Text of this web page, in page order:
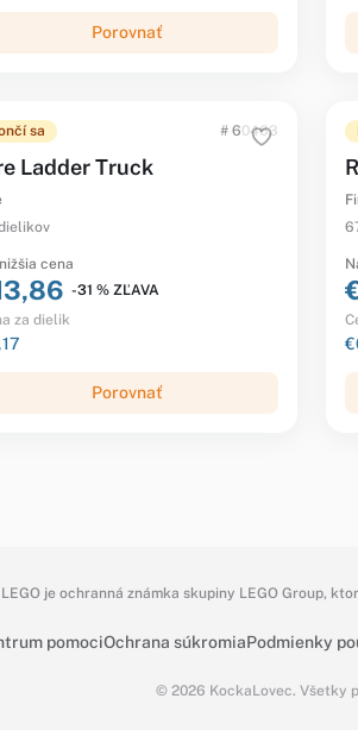
Porovnať
sa # 60463
Ladder Truck
cena
-31 % ZĽAVA
za dielik
Porovnať
je ochranná známka skupiny LEGO Group,
pomociOchrana súkromiaPodmienky
© 2026 KockaLovec. Všetky